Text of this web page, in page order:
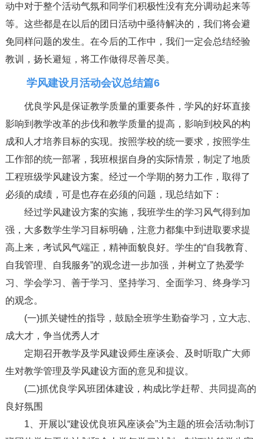
动中对于整个活动气氛和同学们积极性没有充分调动起来等
等。这些都是在以后的团日活动中亟待解决的，我们将会避
免同样问题的发生。在今后的工作中，我们一定会总结经验
教训，扬长避短，将工作做得尽善尽美。
学风建设月活动会议总结篇6
优良学风是保证教学质量的重要条件，学风的好坏直接
影响到教学改革的步伐和教学质量的提高，影响到校风的构
成和人才培养目标的实现。按照学校的统一要求，按照学生
工作部的统一部署，我班根据自身的实际情景，制定了地质
工程班级学风建设方案。经过一个学期的努力工作，取得了
必须的成绩，可是也存在必须的问题，现总结如下：
经过学风建设方案的实施，我班学生的学习风气得到加
强，大多数学生学习目标明确，注意力都集中到进取要求提
高上来，考试风气端正，精神面貌良好。学生的“自我教育、
自我管理、自我服务”的观念进一步加强，并树立了热爱学
习、学会学习、善于学习、坚持学习、全面学习、终身学习
的观念。
(一)抓关键性的指导，鼓励全班学生勤奋学习，立大志、
成大才，争当优秀人才
定期召开教学及学风建设师生座谈会、及时听取广大师
生对教学管理及学风建设方面的意见和提议。
(二)抓优良学风班团体建设，构成比学赶帮、共同提高的
良好氛围
1、开展以“建设优良班风座谈会”为主题的班会活动;制订